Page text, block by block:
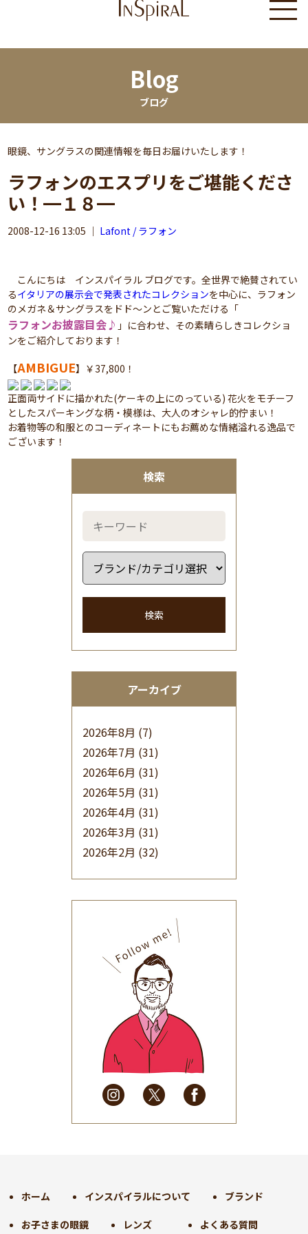
Blog
ブログ
検索
検索
アーカイブ
2026年8月 (7)
2026年7月 (31)
2026年6月 (31)
2026年5月 (31)
2026年4月 (31)
2026年3月 (31)
2026年2月 (32)
(32)
2025年9月(30)
2025年8月(31)
2025年7月(37)
2025年6月(48)
2025年5月
(41)
2025年4月
(32)
2025年3月(31)
2025年2月
(28)
2025年1月
(34)
2024年9月(30)
眼鏡、サングラスの関連情報を毎日お届けいたします！
ラフォンのエスプリをご堪能くださ
い！━１８━
2008-12-16 13:05 ｜ Lafont / ラフォン
こんにちは インスパイラル ブログです。全世界で絶賛されてい
るイタリアの展示会で発表されたコレクションを中心に、ラフォン
のメガネ＆サングラスをドド～ンとご覧いただける「
ラフォンお披露目会♪ 」に合わせ、その素晴らしきコレクショ
ンをご紹介しております！
【AMBIGUE】￥37,800！
正面両サイドに描かれた(ケーキの上にのっている) 花火をモチーフ
としたスパーキングな柄・模様は、大人のオシャレ的佇まい！
お着物等の和服とのコーディネートにもお薦めな情緒溢れる逸品で
ございます！
ホーム インスパイラルについて ブランド
お子さまの眼鏡 レンズ よくある質問